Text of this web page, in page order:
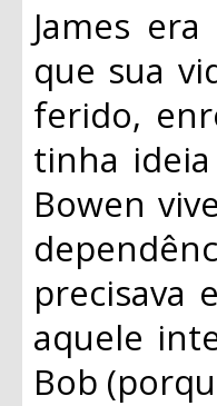
James
que sua
ferido,
tinha
Bowen
precisava
aquele
Bob